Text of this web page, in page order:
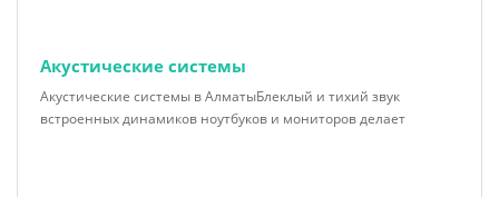
Акустические системы
Акустические системы в АлматыБлеклый и тихий звук
встроенных динамиков ноутбуков и мониторов делает